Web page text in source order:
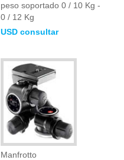
peso soportado 0 / 10 Kg -
0 / 12 Kg
USD consultar
Manfrotto